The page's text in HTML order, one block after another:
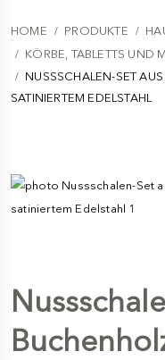
HOME PRODUKTE
KÖRBE, TABLETTS UND
NUSSSCHALEN-SET
SATINIERTEM EDELSTAHL